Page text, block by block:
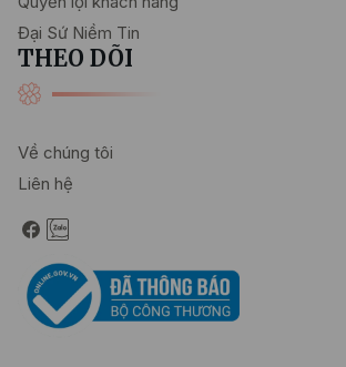
Đại Sứ Niềm Tin
THEO DÕI
Về chúng tôi
Liên hệ